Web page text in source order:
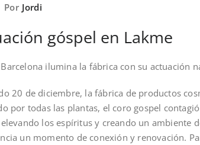
Por Jordi
góspel en Lakme
ilumina la fábrica con su actuación
20 de diciembre, la fábrica de productos
por todas las plantas, el coro gospel
los espíritus y creando un ambiente
un momento de conexión y renovación.